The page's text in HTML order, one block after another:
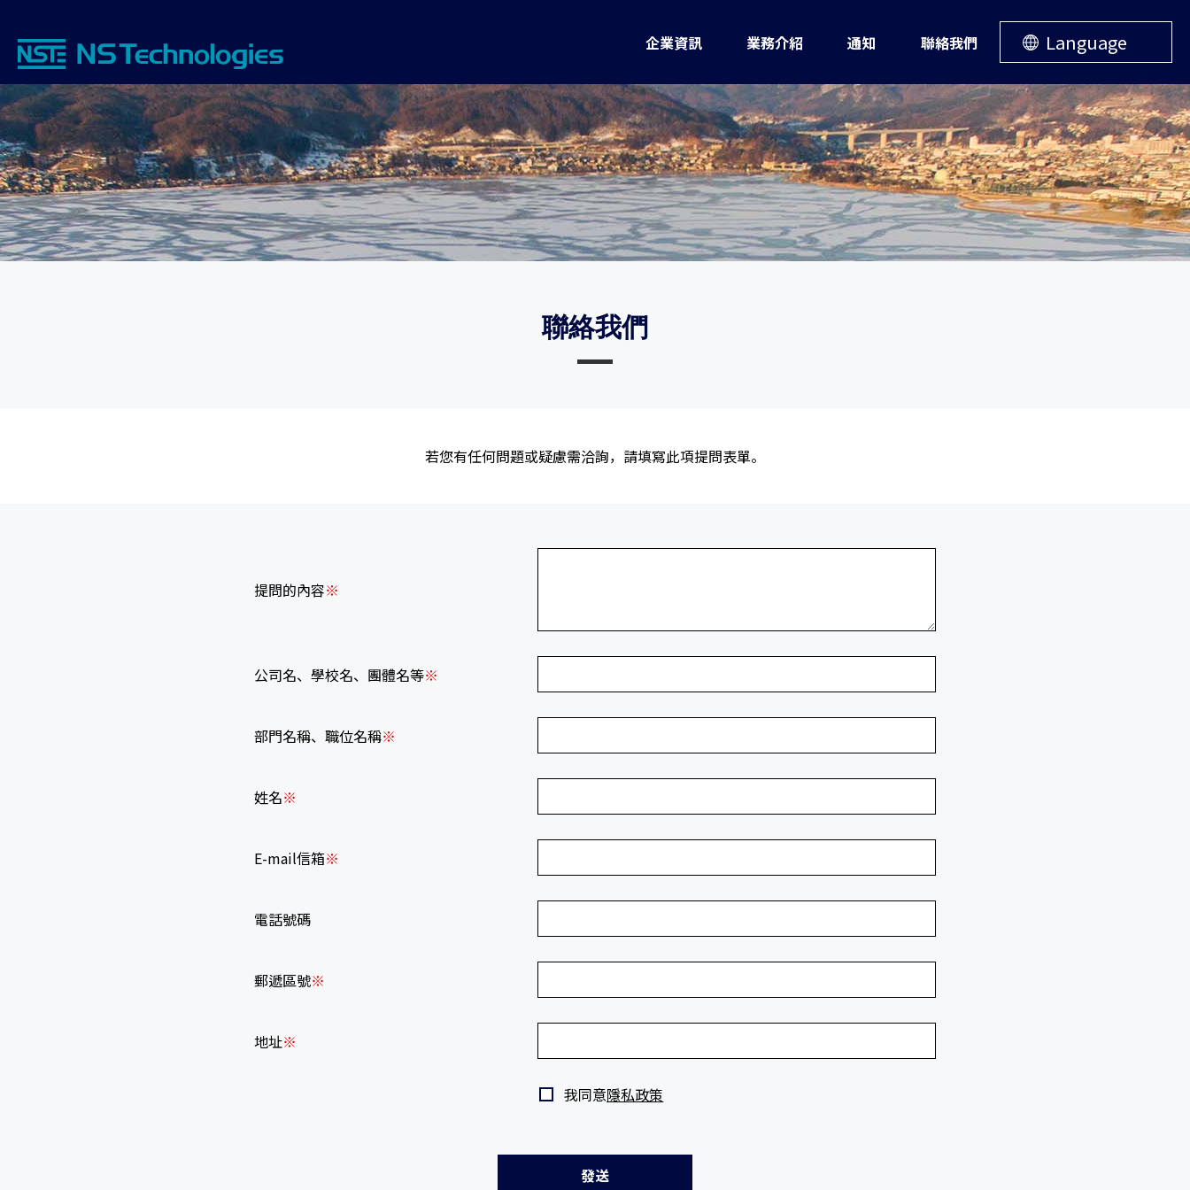
企業資訊 業務介紹 通知 聯絡我們 Language
聯絡我們
若您有任何問題或疑慮需洽詢，請填寫此項提問表單。
提問的內容
公司名、學校名、團體名等
部門名稱、職位名稱
姓名
E-mail信箱
電話號碼
郵遞區號
地址
我同意隱私政策
發送